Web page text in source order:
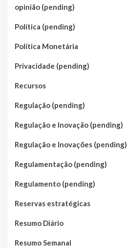
opinião (pending)
Política (pending)
Política Monetária
Privacidade (pending)
Recursos
Regulação (pending)
Regulação e Inovação (pending)
Regulação e Inovações (pending)
Regulamentação (pending)
Regulamento (pending)
Reservas estratégicas
Resumo Diário
Resumo Semanal